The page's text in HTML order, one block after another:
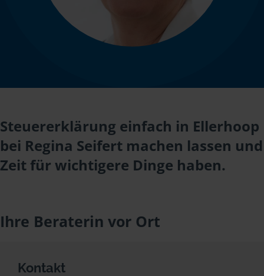
Steuererklärung einfach in Ellerhoop
bei Regina Seifert machen lassen und
Zeit für wichtigere Dinge haben.
Ihre Beraterin vor Ort
Kontakt